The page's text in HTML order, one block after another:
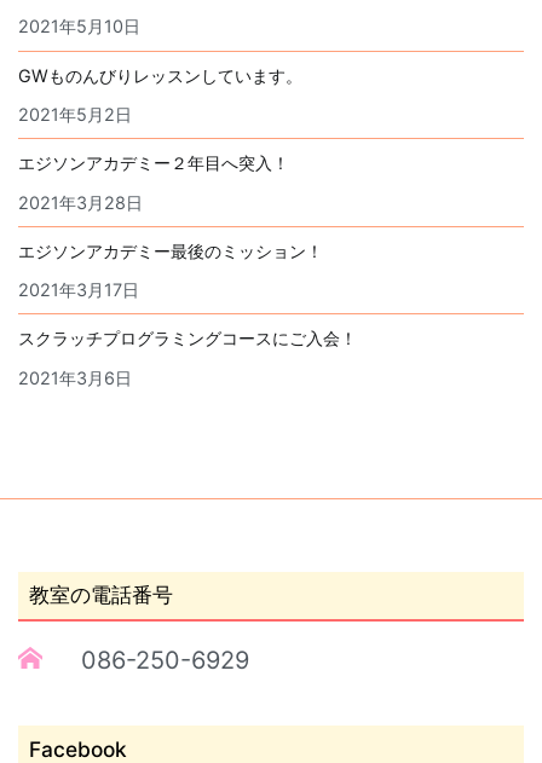
2021年5月10日
GWものんびりレッスンしています。
2021年5月2日
エジソンアカデミー２年目へ突入！
2021年3月28日
エジソンアカデミー最後のミッション！
2021年3月17日
スクラッチプログラミングコースにご入会！
2021年3月6日
教室の電話番号
086-250-6929
Facebook